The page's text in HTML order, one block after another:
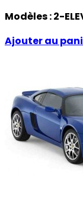
Modèles :2-
Ajouter au